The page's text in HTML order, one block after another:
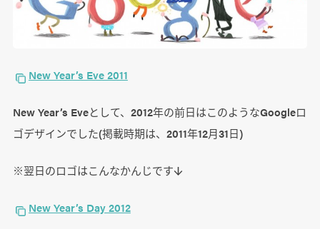
New Year’s Eve 2011
New Year’s Eveとして、2012年の前日はこのようなGoogleロ
ゴデザインでした(掲載時期は、2011年12月31日)
※翌日のロゴはこんなかんじです↓
New Year’s Day 2012